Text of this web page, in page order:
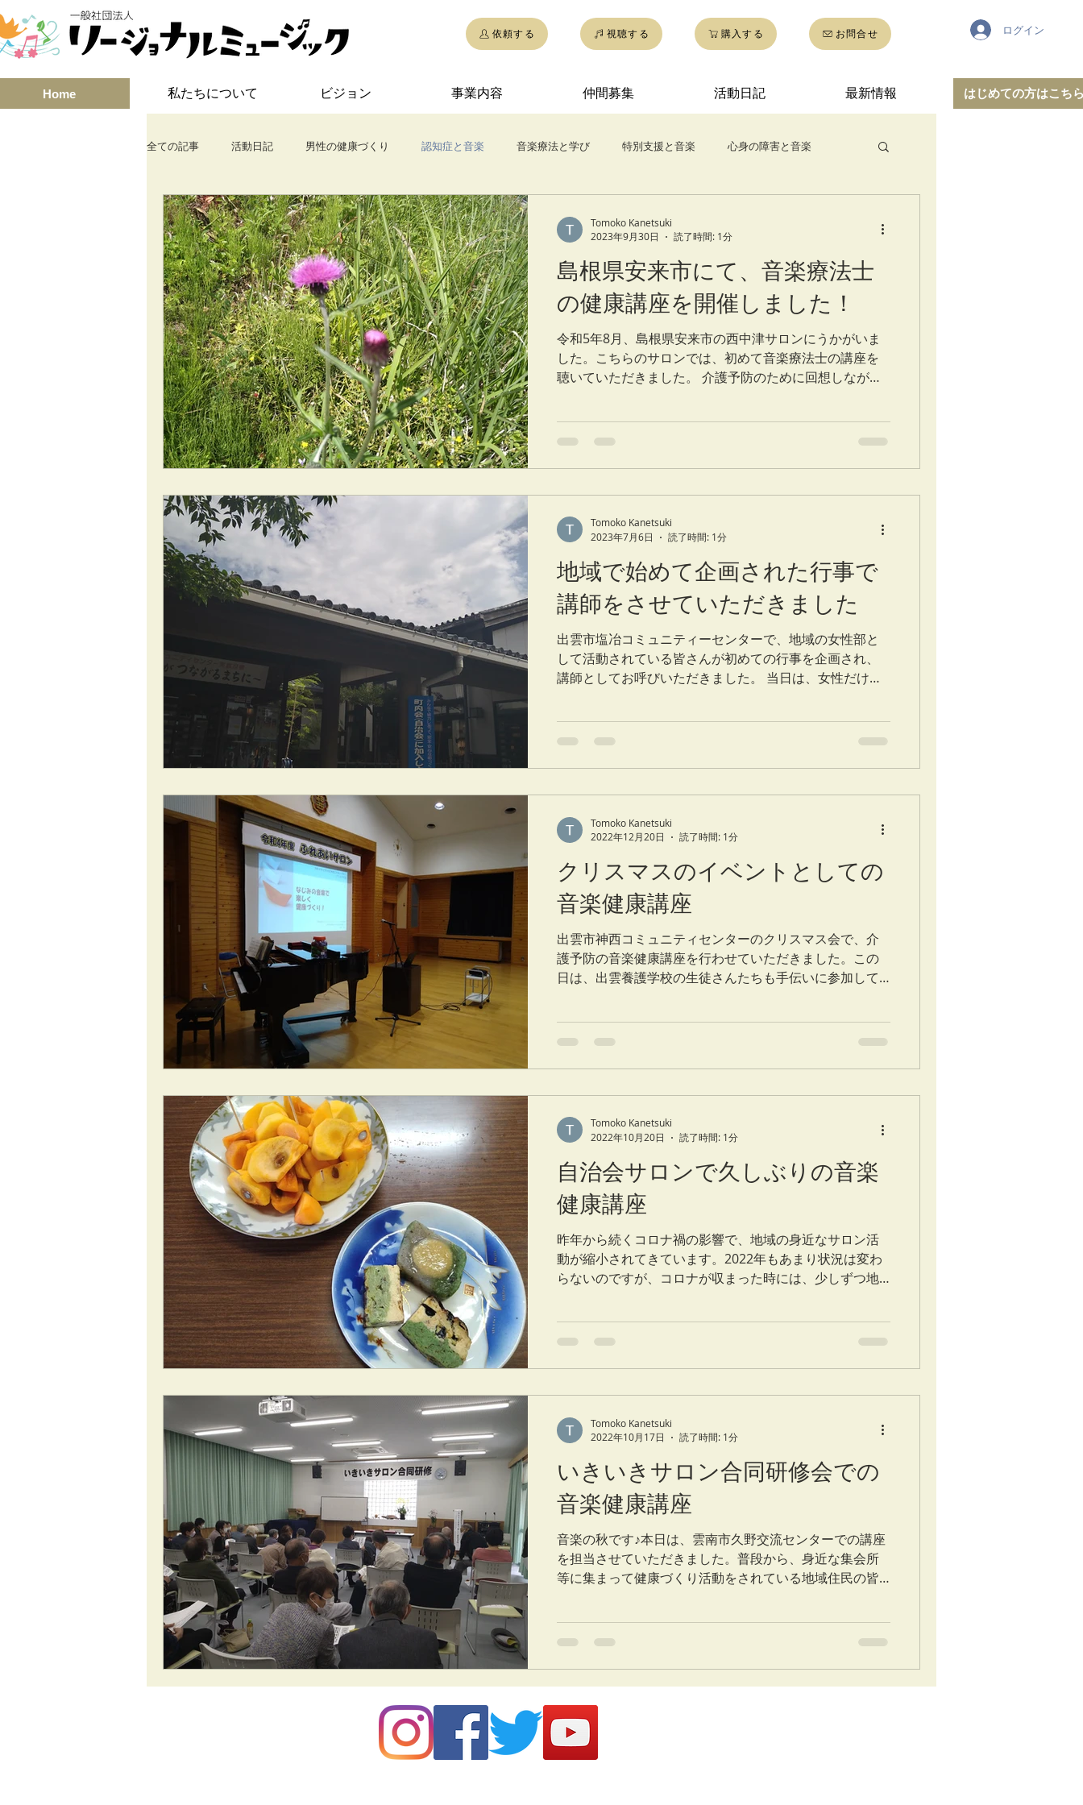
依頼する 視聴する 購入する お問合せ
Home 私たちについて ビジョン 事業内容 仲間募集 活動日記 最新情報
ログイン
はじめての方はこち
全ての記事 活動日記 男性の健康づくり 認知症と音楽 音楽療法と学び 特別支援と音楽 心身の障害と音楽
みんなでコンサート 介護予防 ドラムサークル
島根県安来市にて、音楽療法士
の健康講座を開催しました！
令和5年8月、島根県安来市の西中津サロンにうかがいま
した。こちらのサロンでは、初めて音楽療法士の講座を
聴いていただきました。 介護予防のために回想しながら
ったり、昔のことを...
Tomoko Kanetsuki
2023年9月30日
読了時間: 1分
地域で始めて企画された行事で
講師をさせていただきました
出雲市塩冶コミュニティーセンターで、地域の女性部と
して活動されている皆さんが初めての行事を企画され、
講師としてお呼びいただきました。 当日は、女性だけで
活動されていました。...
Tomoko Kanetsuki
2023年7月6日
読了時間: 1分
クリスマスのイベントとしての
音楽健康講座
出雲市神西コミュニティセンターのクリスマス会で、介
護予防の音楽健康講座を行わせていただきました。この
日は、出雲養護学校の生徒さんたちも手伝いに参加して
Tomoko Kanetsuki
2022年12月20日
読了時間: 1分
自治会サロンで久しぶりの音楽
健康講座
昨年から続くコロナ禍の影響で、地域の身近なサロン活
動が縮小されてきています。2022年もあまり状況は変わ
らないのですが、コロナが収まった時には、少しずつ地
で皆さんが手作りの...
Tomoko Kanetsuki
2022年10月20日
読了時間: 1分
いきいきサロン合同研修会での
音楽健康講座
音楽の秋です♪本日は、雲南市久野交流センターでの講座
を担当させていただきました。普段から、身近な集会所
等に集まって健康づくり活動をされている地域住民の皆
Tomoko Kanetsuki
2022年10月17日
読了時間: 1分